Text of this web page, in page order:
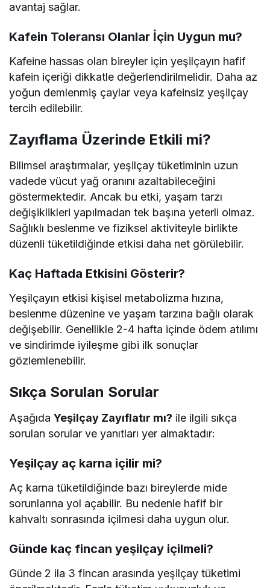
avantaj sağlar.
Kafein Toleransı Olanlar İçin Uygun mu?
Kafeine hassas olan bireyler için yeşilçayın hafif
kafein içeriği dikkatle değerlendirilmelidir. Daha az
yoğun demlenmiş çaylar veya kafeinsiz yeşilçay
tercih edilebilir.
Zayıflama Üzerinde Etkili mi?
Bilimsel araştırmalar, yeşilçay tüketiminin uzun
vadede vücut yağ oranını azaltabileceğini
göstermektedir. Ancak bu etki, yaşam tarzı
değişiklikleri yapılmadan tek başına yeterli olmaz.
Sağlıklı beslenme ve fiziksel aktiviteyle birlikte
düzenli tüketildiğinde etkisi daha net görülebilir.
Kaç Haftada Etkisini Gösterir?
Yeşilçayın etkisi kişisel metabolizma hızına,
beslenme düzenine ve yaşam tarzına bağlı olarak
değişebilir. Genellikle 2-4 hafta içinde ödem atılımı
ve sindirimde iyileşme gibi ilk sonuçlar
gözlemlenebilir.
Sıkça Sorulan Sorular
AşağıdaYeşilçay Zayıflatır mı? ile ilgili sıkça
sorulan sorular ve yanıtları yer almaktadır:
Yeşilçay aç karna içilir mi?
Aç karna tüketildiğinde bazı bireylerde mide
sorunlarına yol açabilir. Bu nedenle hafif bir
kahvaltı sonrasında içilmesi daha uygun olur.
Günde kaç fincan yeşilçay içilmeli?
Günde 2 ila 3 fincan arasında yeşilçay tüketimi